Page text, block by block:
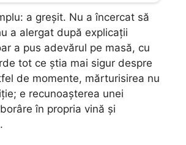
a greșit. Nu a încercat să
a alergat după explicații
a pus adevărul pe masă, cu
tot ce știa mai sigur despre
de momente, mărturisirea nu
e recunoașterea unei
în propria vină și